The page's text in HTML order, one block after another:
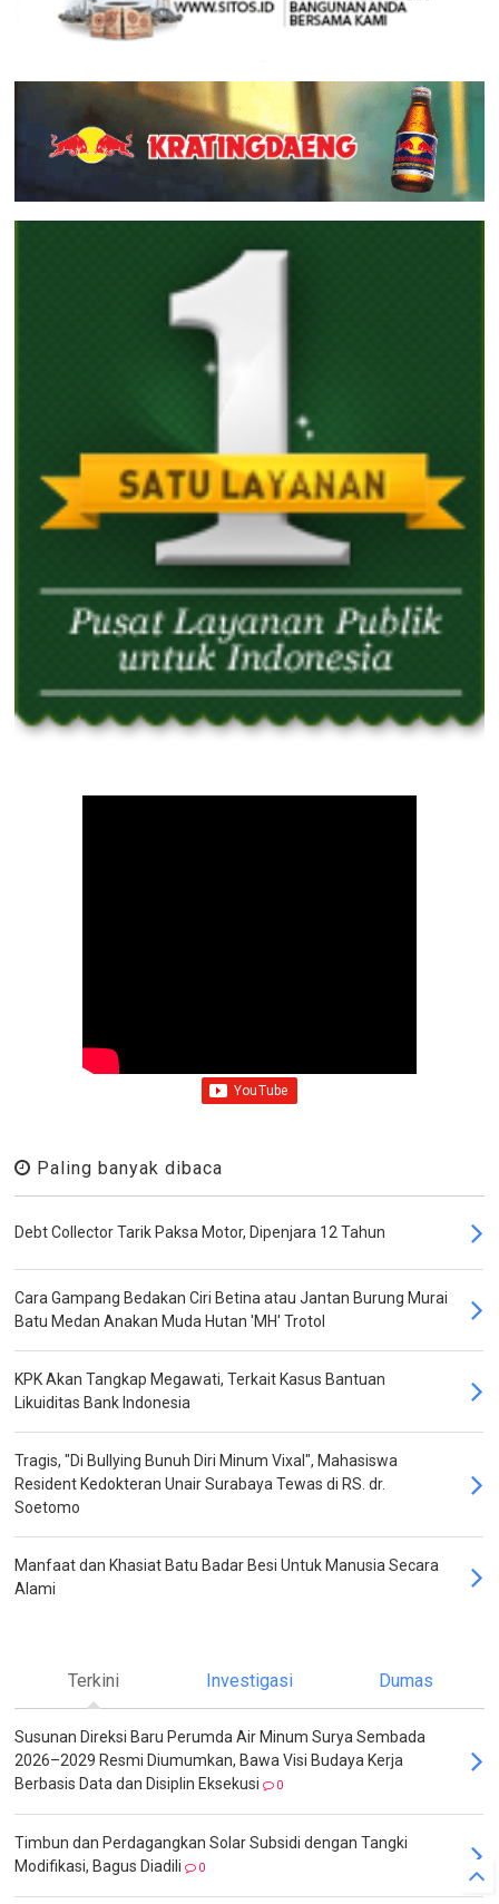
Paling banyak dibaca
Debt Collector Tarik Paksa Motor, Dipenjara 12 Tahun
Cara Gampang Bedakan Ciri Betina atau Jantan Burung Murai
Batu Medan Anakan Muda Hutan 'MH' Trotol
KPK Akan Tangkap Megawati, Terkait Kasus Bantuan
Likuiditas Bank Indonesia
Tragis, "Di Bullying Bunuh Diri Minum Vixal", Mahasiswa
Resident Kedokteran Unair Surabaya Tewas di RS. dr.
Soetomo
Manfaat dan Khasiat Batu Badar Besi Untuk Manusia Secara
Alami
Terkini Investigasi Dumas
Susunan Direksi Baru Perumda Air Minum Surya Sembada
2026–2029 Resmi Diumumkan, Bawa Visi Budaya Kerja
Berbasis Data dan Disiplin Eksekusi
0
Timbun dan Perdagangkan Solar Subsidi dengan Tangki
Modifikasi, Bagus Diadili
0